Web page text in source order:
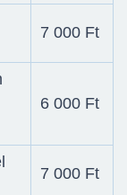
7 000 Ft
6 000 Ft
7 000 Ft